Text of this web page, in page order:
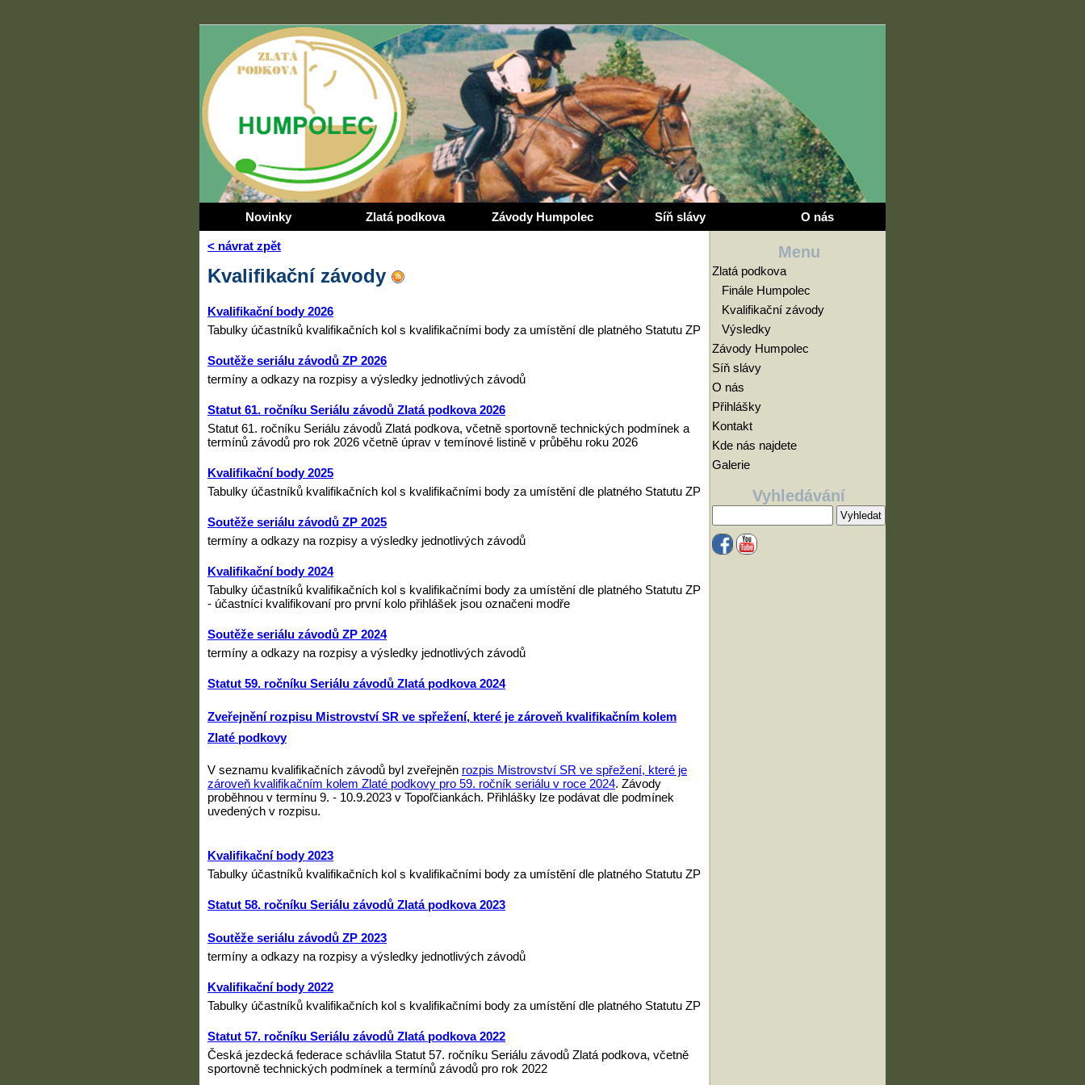
Novinky Zlatá podkova Závody Humpolec Síň slávy O nás
< návrat zpět
Kvalifikační závody
Kvalifikační body 2026
Tabulky účastníků kvalifikačních kol s kvalifikačními body za umístění dle platného Statutu ZP
Soutěže seriálu závodů ZP 2026
termíny a odkazy na rozpisy a výsledky jednotlivých závodů
Statut 61. ročníku Seriálu závodů Zlatá podkova 2026
Statut 61. ročníku Seriálu závodů Zlatá podkova, včetně sportovně technických podmínek a
termínů závodů pro rok 2026 včetně úprav v temínové listině v průběhu roku 2026
Kvalifikační body 2025
Tabulky účastníků kvalifikačních kol s kvalifikačními body za umístění dle platného Statutu ZP
Soutěže seriálu závodů ZP 2025
termíny a odkazy na rozpisy a výsledky jednotlivých závodů
Kvalifikační body 2024
Tabulky účastníků kvalifikačních kol s kvalifikačními body za umístění dle platného Statutu ZP
- účastníci kvalifikovaní pro první kolo přihlášek jsou označeni modře
Soutěže seriálu závodů ZP 2024
termíny a odkazy na rozpisy a výsledky jednotlivých závodů
Statut 59. ročníku Seriálu závodů Zlatá podkova 2024
Zveřejnění rozpisu Mistrovství SR ve spřežení, které je zároveň kvalifikačním kolem
Zlaté podkovy
V seznamu kvalifikačních závodů byl zveřejněn rozpis Mistrovství SR ve spřežení, které je
zároveň kvalifikačním kolem Zlaté podkovy pro 59. ročník seriálu v roce 2024. Závody
proběhnou v termínu 9. - 10.9.2023 v Topoľčiankách. Přihlášky lze podávat dle podmínek
uvedených v rozpisu.
Kvalifikační body 2023
Tabulky účastníků kvalifikačních kol s kvalifikačními body za umístění dle platného Statutu ZP
Statut 58. ročníku Seriálu závodů Zlatá podkova 2023
Soutěže seriálu závodů ZP 2023
termíny a odkazy na rozpisy a výsledky jednotlivých závodů
Kvalifikační body 2022
Tabulky účastníků kvalifikačních kol s kvalifikačními body za umístění dle platného Statutu ZP
Statut 57. ročníku Seriálu závodů Zlatá podkova 2022
Česká jezdecká federace schávlila Statut 57. ročníku Seriálu závodů Zlatá podkova, včetně
sportovně technických podmínek a termínů závodů pro rok 2022
Menu
Zlatá podkova
Finále Humpolec
Kvalifikační závody
Výsledky
Závody Humpolec
Síň slávy
O nás
Přihlášky
Kontakt
Kde nás najdete
Galerie
Vyhledávání